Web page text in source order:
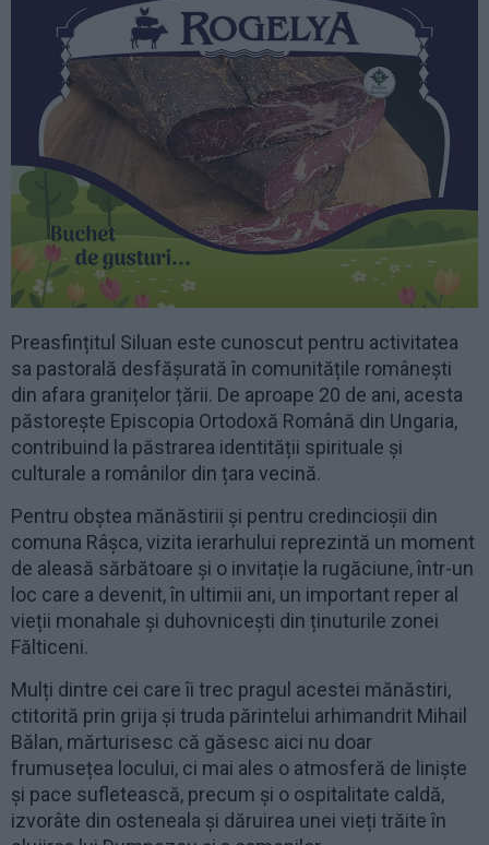
Preasfințitul Siluan este cunoscut pentru activitatea
sa pastorală desfășurată în comunitățile românești
din afara granițelor țării. De aproape 20 de ani, acesta
păstorește Episcopia Ortodoxă Română din Ungaria,
contribuind la păstrarea identității spirituale și
culturale a românilor din țara vecină.
Pentru obștea mănăstirii și pentru credincioșii din
comuna Râșca, vizita ierarhului reprezintă un moment
de aleasă sărbătoare și o invitație la rugăciune, într-un
loc care a devenit, în ultimii ani, un important reper al
vieții monahale și duhovnicești din ținuturile zonei
Fălticeni.
Mulți dintre cei care îi trec pragul acestei mănăstiri,
ctitorită prin grija și truda părintelui arhimandrit Mihail
Bălan, mărturisesc că găsesc aici nu doar
frumusețea locului, ci mai ales o atmosferă de liniște
și pace sufletească, precum și o ospitalitate caldă,
izvorâte din osteneala și dăruirea unei vieți trăite în